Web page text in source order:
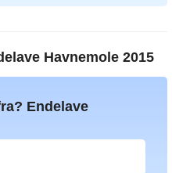
Havnemole 2015
Endelave